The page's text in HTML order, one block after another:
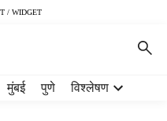
/ WIDGET
मुंबई पुणे विश्लेषण